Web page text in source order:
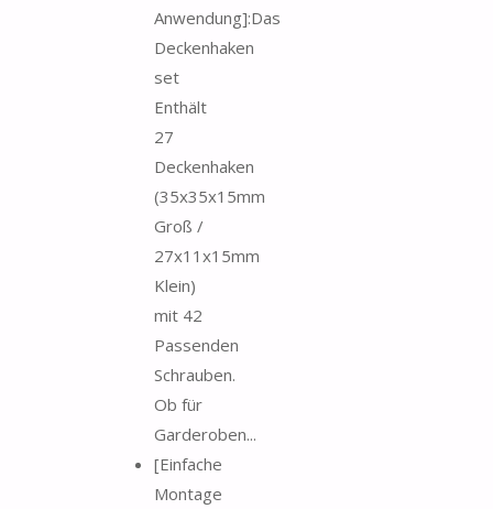
Anwendung]:Das
Deckenhaken
set
Enthält
27
Deckenhaken
(35x35x15mm
Groß /
27x11x15mm
Klein)
mit 42
Passenden
Schrauben.
Ob für
Garderoben...
[Einfache
Montage